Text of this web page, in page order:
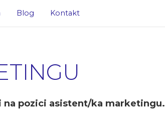
Blog Kontakt
na pozici asistent/ka marketingu.